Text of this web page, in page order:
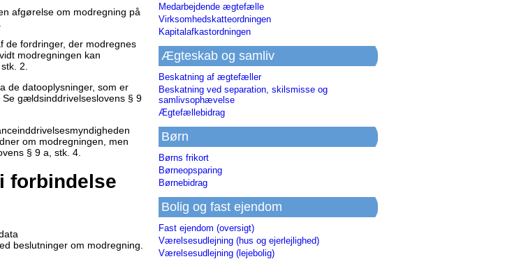
afgørelse om modregning på
de fordringer, der modregnes
modregningen kan
2.
de datooplysninger, som er
gældsinddrivelseslovens § 9
om modregningen, men
§ 9 a, stk. 4.
forbindelse
beslutninger om modregning.
Medarbejdende ægtefælle
Virksomhedskatteordningen
Kapitalafkastordningen
Ægteskab og samliv
Beskatning af ægtefæller
Beskatning ved separation, skilsmisse og
samlivsophævelse
Ægtefællebidrag
Børn
Børns frikort
Børneopsparing
Børnebidrag
Bolig og fast ejendom
Fast ejendom (oversigt)
Værelsesudlejning (hus og ejerlejlighed)
Værelsesudlejning (lejebolig)